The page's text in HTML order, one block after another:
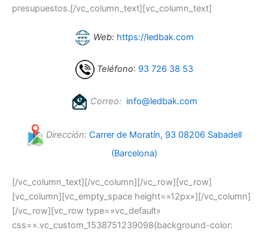
presupuestos.[/vc_column_text][vc_column_text]
Web: https://ledbak.com
Teléfono: 93 726 38 53
Correo: info@ledbak.com
Dirección: Carrer de Moratín, 93 08206 Sabadell
(Barcelona)
[/vc_column_text][/vc_column][/vc_row][vc_row]
[vc_column][vc_empty_space height=»12px»][/vc_column]
[/vc_row][vc_row type=»vc_default»
css=».vc_custom_1538751239098{background-color: